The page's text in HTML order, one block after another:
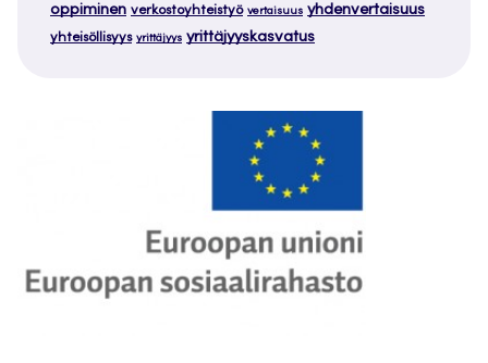
oppiminen verkostoyhteistyö vertaisuus yhdenvertaisuus
yhteisöllisyys yrittäjyys yrittäjyyskasvatus